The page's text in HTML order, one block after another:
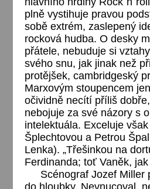
plně vystihuje pravou
sobě extrém, zaslepený
rocková hudba. O desky
přátele, nebuduje si
svého snu, jak jinak než
protějšek, cambridgeský
Marxovým stoupencem
očividně necítí příliš
nebojuje za své názory s
intelektuála. Exceluje
Šplechtovou a Petrou
Lenka). „Třešinkou na
Ferdinanda; toť Vaněk,
Scénograf Jozef Miller
do hloubky. Nevnucoval,